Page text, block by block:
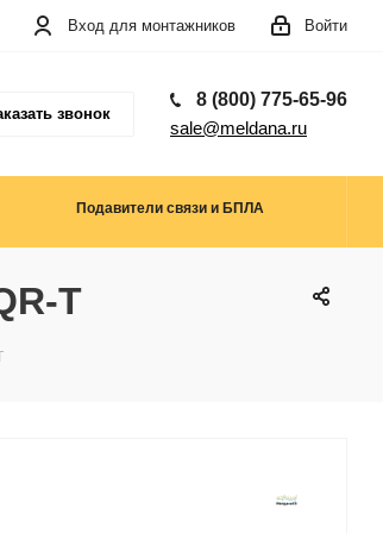
Войти
Вход для монтажников
звонок
8 (800) 775-65-96
sale@meldana.ru
Подавители связи и БПЛА
T